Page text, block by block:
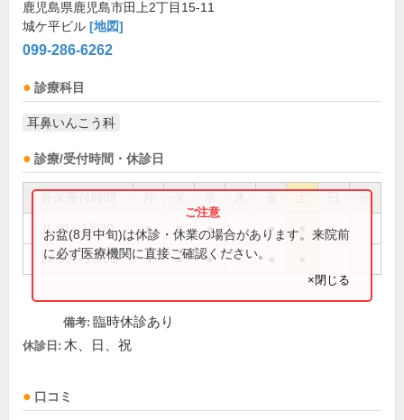
鹿児島県鹿児島市田上2丁目15-11
城ケ平ビル [地図]
099-286-6262
診療科目
耳鼻いんこう科
診療/受付時間・休診日
祝
8:30～12:30 ● ● ● ●
14:00～18:00 ● ● ●
お盆(8月中旬)は休診・休業の場合があります。来院前
に必ず医療機関に直接ご確認ください。
×閉じる
備考: 臨時休診あり
休診日: 木、日、祝
口コミ